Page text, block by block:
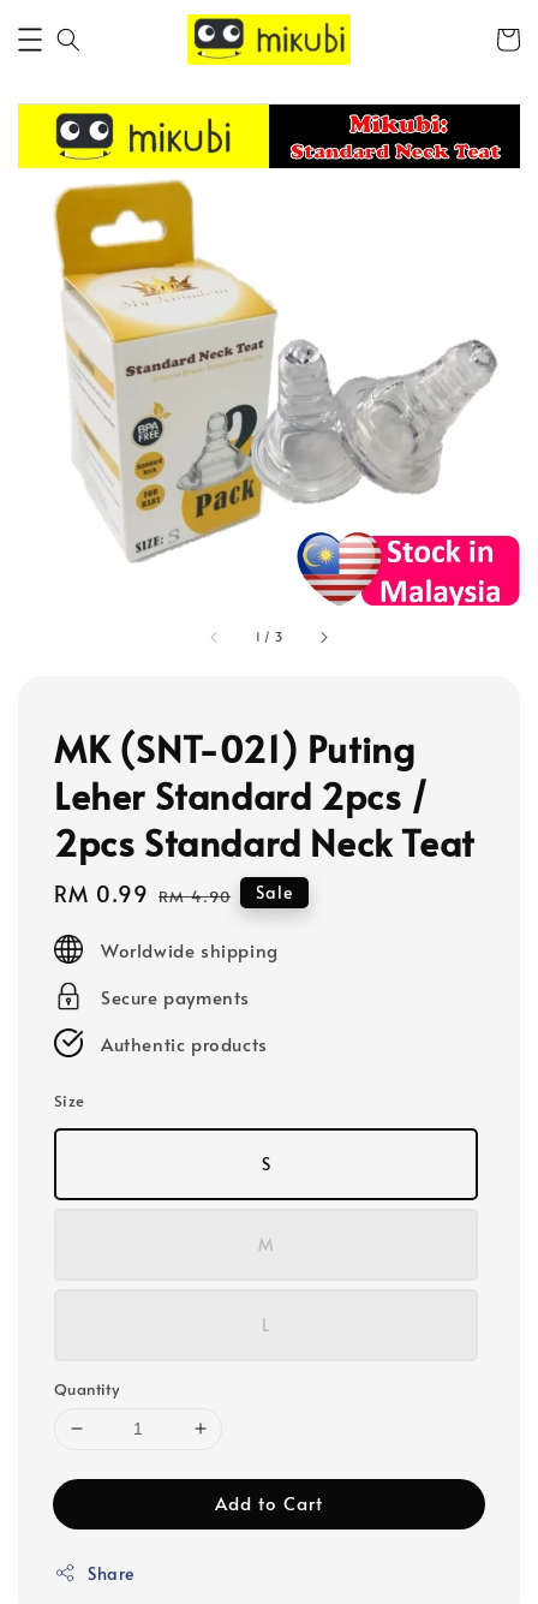
1 / 3
MK (SNT-021) Puting
Leher Standard 2pcs /
2pcs Standard Neck Teat
Sale
RM 0.99 Regular
RM 4.90 Sale
Worldwide shipping
Secure payments
Authentic products
Size
S
M
L
Quantity
Add to Cart
Share